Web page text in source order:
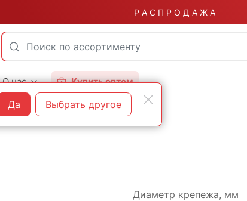
Р А С П Р О Д А Ж А
О нас Купить оптом
Диаметр крепежа, мм
Да Выбрать другое